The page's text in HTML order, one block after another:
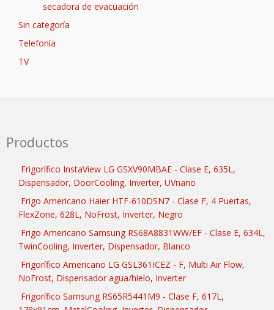
secadora de evacuación
Sin categoría
Telefonía
TV
Productos
Frigorífico InstaView LG GSXV90MBAE - Clase E, 635L,
Dispensador, DoorCooling, Inverter, UVnano
Frigo Americano Haier HTF-610DSN7 - Clase F, 4 Puertas,
FlexZone, 628L, NoFrost, Inverter, Negro
Frigo Americano Samsung RS68A8831WW/EF - Clase E, 634L,
TwinCooling, Inverter, Dispensador, Blanco
Frigorífico Americano LG GSL361ICEZ - F, Multi Air Flow,
NoFrost, Dispensador agua/hielo, Inverter
Frigorífico Samsung RS65R5441M9 - Clase F, 617L,